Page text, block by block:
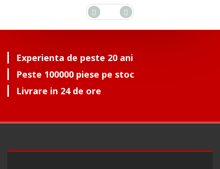
Experienta de peste 20 ani
Peste 100000 piese pe stoc
Livrare in 24 de ore